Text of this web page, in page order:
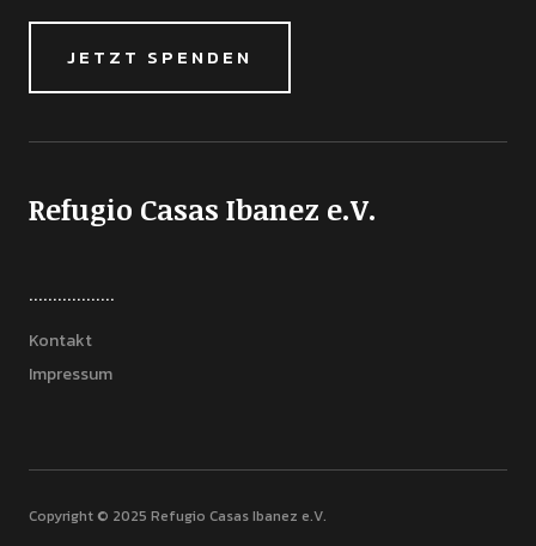
JETZT SPENDEN
Refugio Casas Ibanez e.V.
..................
Kontakt
Impressum
Copyright © 2025 Refugio Casas Ibanez e.V.